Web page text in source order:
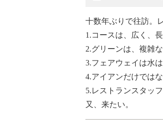
十数年ぶりで往訪。
1.コースは、広く、
2.グリーンは、複雑
3.フェアウェイは水
4.アイアンだけでは
5.レストランスタッ
又、来たい。